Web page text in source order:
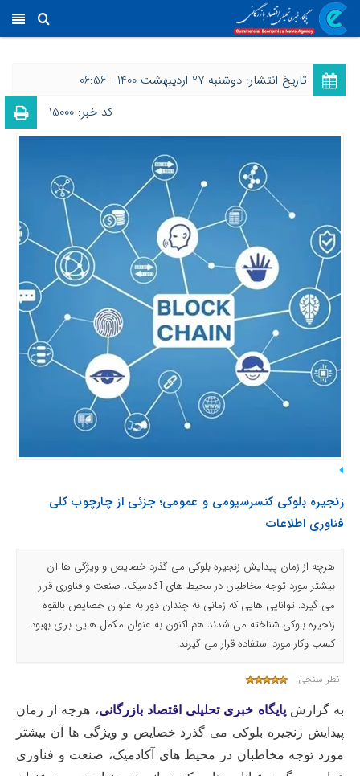
تاریخ انتشار: دوشنبه 27 اردیبهشت 1400 - 06:56
کد خبر: 15000
زنجیره بلوکی کنسرسیومی و عمومی؛ جزئی از چارچوب کلی
فناوری اطلاعات
هرچه از زمان پیدایش زنجیره بلوکی می گذرد خصایص و ویژگی ها آن
بیشتر مورد توجه مخاطبان در محیط های آکادمیک، صنعت و فناوری قرار
می گیرد. توانایی هایی که زمانی نه چندان دور به عنوان خصایص بالقوه
زنجیره بلوکی شناخته می شدند هم اکنون به عنوان مکمل هایی برای بهبود
کسب وکار مورد استفاده قرار می گیرند.
نظر سنجی:
به گزارش پایگاه خبری تحلیلی اقتصاد بازرگانی، هرچه از زمان
پیدایش زنجیره بلوکی می گذرد خصایص و ویژگی ها آن بیشتر
مورد توجه مخاطبان در محیط های آکادمیک، صنعت و فناوری